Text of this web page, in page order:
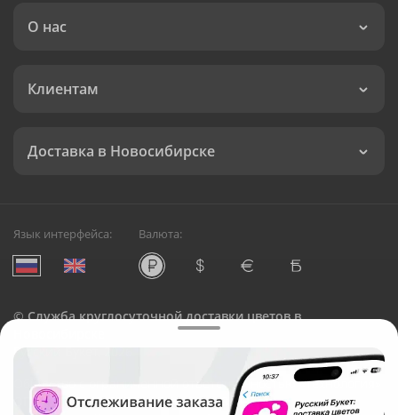
О нас
Клиентам
Доставка в Новосибирске
Язык интерфейса: Валюта:
©Служба круглосуточной доставки цветов в
Русский Букет, 2026
Общество с ограниченной ответственностью «Технология»
ОГРН: 1195476081745, ИНН: 5410081997